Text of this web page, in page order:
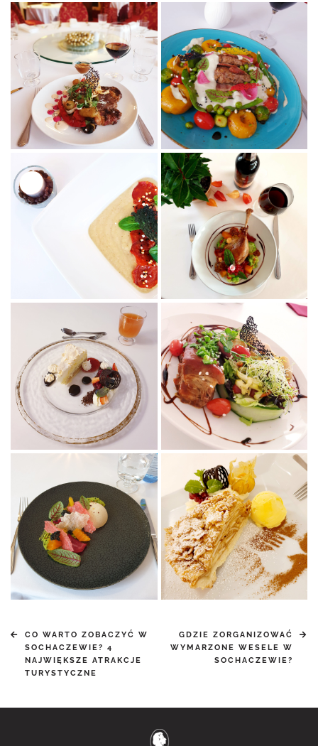
CO WARTO ZOBACZYĆ W
SOCHACZEWIE? 4
NAJWIĘKSZE ATRAKCJE
TURYSTYCZNE
GDZIE ZORGANIZOWAĆ
WYMARZONE WESELE W
SOCHACZEWIE?